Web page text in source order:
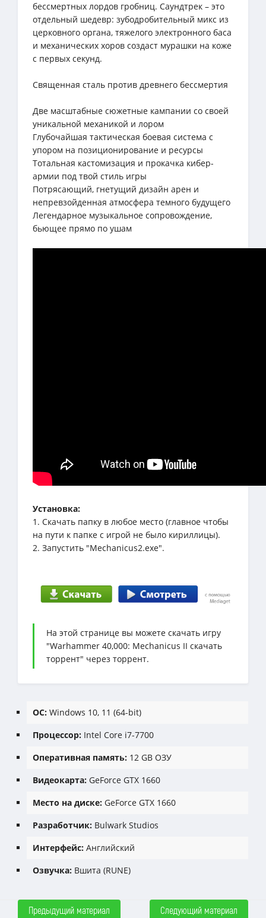
бессмертных лордов гробниц. Саундтрек – это
отдельный шедевр: зубодробительный микс из
церковного органа, тяжелого электронного баса
и механических хоров создаст мурашки на коже
с первых секунд.
Священная сталь против древнего бессмертия
Две масштабные сюжетные кампании со своей
уникальной механикой и лором
Глубочайшая тактическая боевая система с
упором на позиционирование и ресурсы
Тотальная кастомизация и прокачка кибер-
армии под твой стиль игры
Потрясающий, гнетущий дизайн арен и
непревзойденная атмосфера темного будущего
Легендарное музыкальное сопровождение,
бьющее прямо по ушам
Установка:
1. Скачать папку в любое место (главное чтобы
на пути к папке с игрой не было кириллицы).
2. Запустить "Mechanicus2.exe".
На этой странице вы можете скачать игру
"Warhammer 40,000: Mechanicus II скачать
торрент" через торрент.
ОС: Windows 10, 11 (64-bit)
Процессор: Intel Core i7-7700
Оперативная память: 12 GB ОЗУ
Видеокарта: GeForce GTX 1660
Место на диске: GeForce GTX 1660
Разработчик: Bulwark Studios
Интерфейс: Английский
Озвучка: Вшита (RUNE)
Предыдущий материал Следующий материал